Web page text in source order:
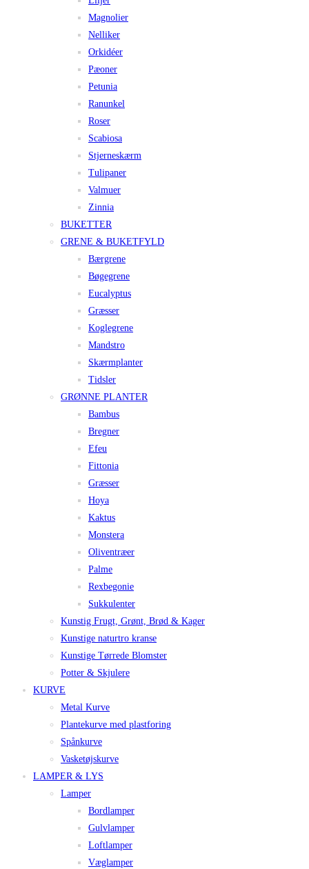
Magnolier
Nelliker
Orkidéer
Pæoner
Petunia
Ranunkel
Roser
Scabiosa
Stjerneskærm
Tulipaner
Valmuer
Zinnia
BUKETTER
GRENE & BUKETFYLD
Bærgrene
Bøgegrene
Eucalyptus
Græsser
Koglegrene
Mandstro
Skærmplanter
Tidsler
GRØNNE PLANTER
Bambus
Bregner
Efeu
Fittonia
Græsser
Hoya
Kaktus
Monstera
Oliventræer
Palme
Rexbegonie
Sukkulenter
Kunstig Frugt, Grønt, Brød & Kager
Kunstige naturtro kranse
Kunstige Tørrede Blomster
Potter & Skjulere
KURVE
Metal Kurve
Plantekurve med plastforing
Spånkurve
Vasketøjskurve
LAMPER & LYS
Lamper
Bordlamper
Gulvlamper
Loftlamper
Væglamper